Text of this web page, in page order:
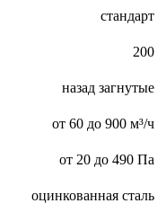
стандарт
200
назад загнутые
от 60 до 900 м³/ч
от 20 до 490 Па
оцинкованная сталь